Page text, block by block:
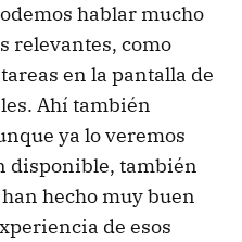
hablar mucho
relevantes, como
en la pantalla de
Ahí también
ya lo veremos
disponible, también
hecho muy buen
de esos